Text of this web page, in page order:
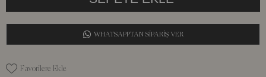
WHATSAPPTAN SİPARİŞ VER
Favorilere Ekle